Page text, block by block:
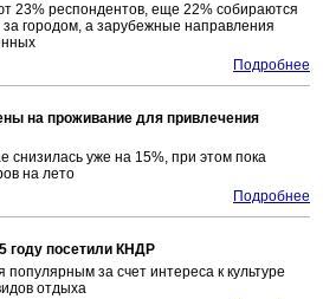
23% респондентов, еще 22% собираются
за городом, а зарубежные направления
Подробнее
на проживание для привлечения
снизилась уже на 15%, при этом пока
на лето
Подробнее
году посетили КНДР
за счет интереса к культуре
отдыха